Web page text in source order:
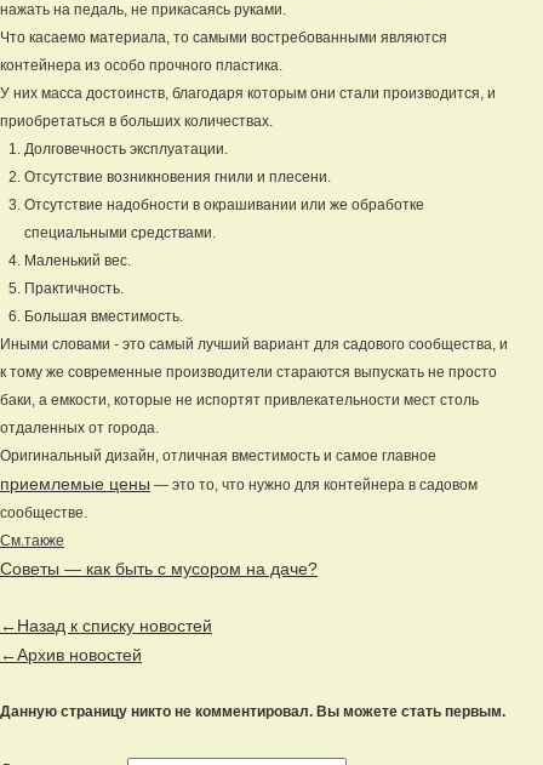
нажать на педаль, не прикасаясь руками.
Что касаемо материала, то самыми востребованными являются
контейнера из особо прочного пластика.
У них масса достоинств, благодаря которым они стали производится, и
приобретаться в больших количествах.
Долговечность эксплуатации.
Отсутствие возникновения гнили и плесени.
Отсутствие надобности в окрашивании или же обработке
специальными средствами.
Маленький вес.
Практичность.
Большая вместимость.
Иными словами - это самый лучший вариант для садового сообщества, и
к тому же современные производители стараются выпускать не просто
баки, а емкости, которые не испортят привлекательности мест столь
отдаленных от города.
Оригинальный дизайн, отличная вместимость и самое главное
приемлемые цены — это то, что нужно для контейнера в садовом
сообществе.
См.также
Советы — как быть с мусором на даче?
←Назад к списку новостей
←Архив новостей
Данную страницу никто не комментировал. Вы можете стать первым.